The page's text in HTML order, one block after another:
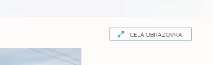
CELÁ OBRAZOVKA